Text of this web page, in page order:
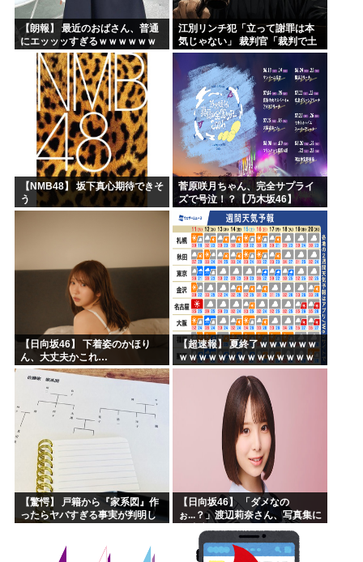
【朗報】 最近のおばさん、普通
にエッッッすぎるｗｗｗｗｗｗ
ｗｗｗｗ
江別リンチ犯「立って謝罪は本
気じゃない」 裁判官「裁判で土
下座してないキミは本気じゃな
いな」
【NMB48】 坂下真心期待できそ
う
菅原咲月ちゃん、完全サプライ
ズで号泣！？【乃木坂46】
【日向坂46】 下着姿のかほり
ん、大丈夫かこれ…
【超速報】 夏終了ｗｗｗｗｗｗ
ｗｗｗｗｗｗｗｗｗｗｗｗｗｗ
ｗｗｗｗｗｗｗｗｗｗｗｗｗｗ
ｗｗｗｗｗｗ
【驚愕】 戸籍から『家系図』作
ったらヤバすぎる事実が判明し
【日向坂46】 「ダメなの
ぉ...？」渡辺莉奈さん、写真集に